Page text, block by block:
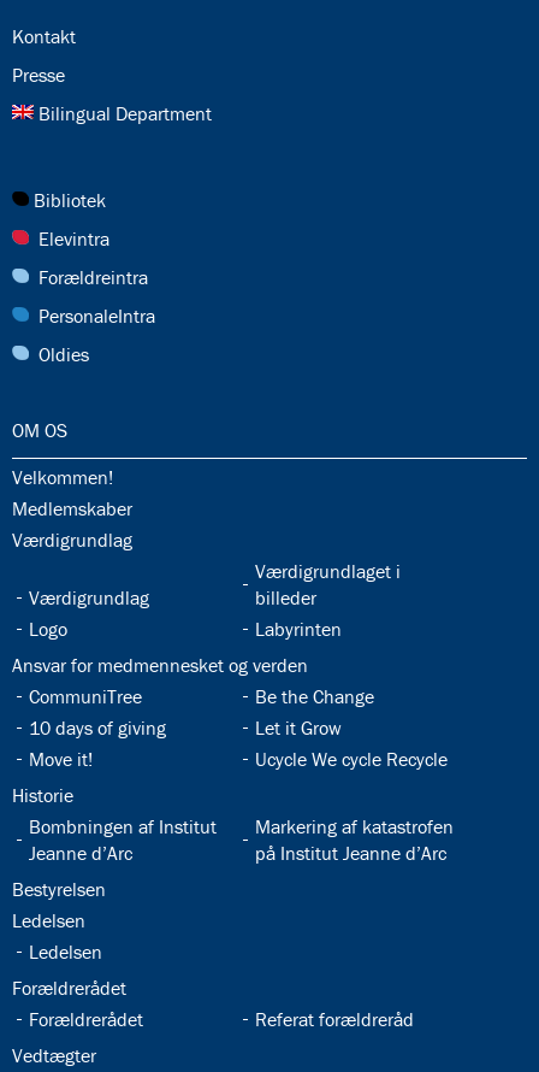
gang
24.0:
Kontakt
25.0:
Presse
26.0:
Bilingual Department
27.0:
Bibliotek
28.0:
Elevintra
29.0:
Forældreintra
30.0:
PersonaleIntra
31.0:
Oldies
32.0:
OM OS
32.1:
Velkommen!
32.2:
Medlemskaber
32.3:
Værdigrundlag
32.4:
Værdigrundlag
32.5:
Værdigrundlaget i
billeder
32.6:
Logo 32.7:
Labyrinten
32.8:
Ansvar for medmennesket og verden
32.9:
CommuniTree 32.10:
Be the Change
32.11:
10 days of giving 32.12:
Let it Grow
32.13:
Move it! 32.14:
Ucycle We cycle Recycle
32.15:
Historie
32.16:
Bombningen af Institut
Jeanne d’Arc
32.17:
Markering af katastrofen
på Institut Jeanne d’Arc
32.18:
Bestyrelsen
32.19:
Ledelsen
32.20:
Ledelsen
32.21:
Forældrerådet
32.22:
Forældrerådet 32.23:
Referat forældreråd
32.24:
Vedtægter